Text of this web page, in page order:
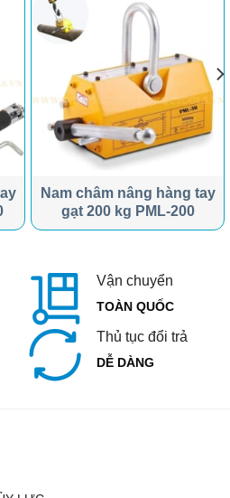
Nam châm nâng hàng tay
gạt 200 kg PML-200
Vận chuyển
TOÀN QUỐC
Thủ tục đổi trả
DỄ DÀNG